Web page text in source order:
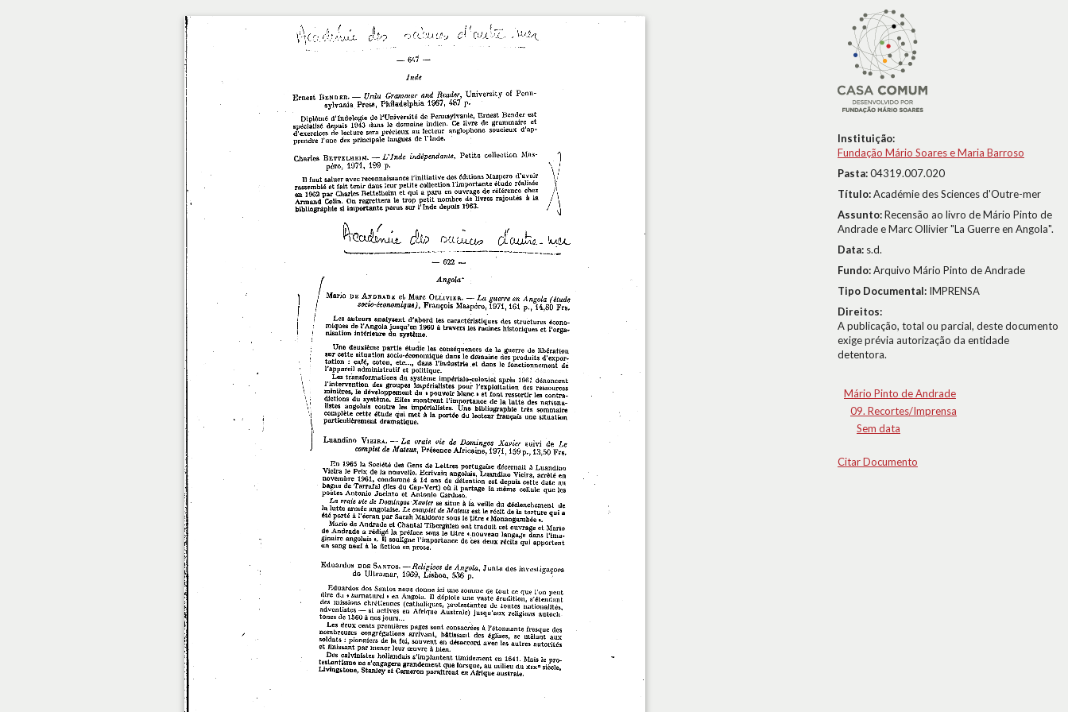
Instituição:
Fundação Mário Soares e Maria Barroso
Pasta:04319.007.020
Título:Académie des Sciences d'Outre-mer
Assunto:Recensão ao livro de Mário Pinto de
Andrade e Marc Ollivier "La Guerre en Angola".
Data: s.d.
Fundo:Arquivo Mário Pinto de Andrade
Tipo Documental: IMPRENSA
Direitos:
A publicação, total ou parcial, deste documento
exige prévia autorização da entidade
detentora.
Mário Pinto de Andrade
09. Recortes/Imprensa
Sem data
Citar Documento